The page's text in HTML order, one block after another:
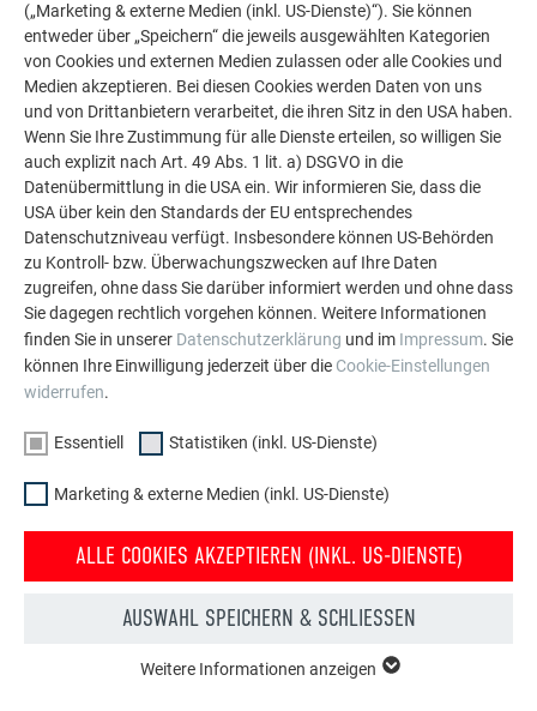
B = mit Schattenfuge (Maße in mm)
STANDARDFORMATE SIDING
500 × 1,5 mm
600 × 1,5 mm
(„Marketing & externe Medien (inkl. US-Dienste)“). Sie können
entweder über „Speichern“ die jeweils ausgewählten Kategorien
von Cookies und externen Medien zulassen oder alle Cookies und
Medien akzeptieren. Bei diesen Cookies werden Daten von uns
und von Drittanbietern verarbeitet, die ihren Sitz in den USA haben.
Wenn Sie Ihre Zustimmung für alle Dienste erteilen, so willigen Sie
auch explizit nach Art. 49 Abs. 1 lit. a) DSGVO in die
Datenübermittlung in die USA ein. Wir informieren Sie, dass die
USA über kein den Standards der EU entsprechendes
Datenschutzniveau verfügt. Insbesondere können US-Behörden
zu Kontroll- bzw. Überwachungszwecken auf Ihre Daten
zugreifen, ohne dass Sie darüber informiert werden und ohne dass
Sie dagegen rechtlich vorgehen können. Weitere Informationen
finden Sie in unserer Datenschutzerklärung und im Impressum. Sie
können Ihre Einwilligung jederzeit über die Cookie-Einstellungen
widerrufen.
Essentiell Statistiken (inkl. US-Dienste)
Marketing & externe Medien (inkl. US-Dienste)
ALLE COOKIES AKZEPTIEREN (INKL. US-DIENSTE)
AUSWAHL SPEICHERN & SCHLIESSEN
Weitere Informationen anzeigen